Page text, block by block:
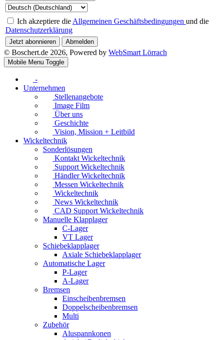
Ich akzeptiere die Allgemeinen Geschäftsbedingungen und die
Datenschutzerklärung
Jetzt abonnieren Abmelden
© Boschert.de 2026, Powered by WebSmart Lörrach
Mobile Menu Toggle
-
Unternehmen
Stellenangebote
Image Film
Über uns
Geschichte
Vision, Mission + Leitbild
Wickeltechnik
Sonderlösungen
Kontakt Wickeltechnik
Support Wickeltechnik
Händler Wickeltechnik
Messen Wickeltechnik
Wickeltechnik
News Wickeltechnik
CAD Support Wickeltechnik
Manuelle Klapplager
C-Lager
VT Lager
Schiebeklapplager
Axiale Schiebeklapplager
Automatische Lager
P-Lager
A-Lager
Bremsen
Einscheibenbremsen
Doppelscheibenbremsen
Multi
Zubehör
Aluspannkonen